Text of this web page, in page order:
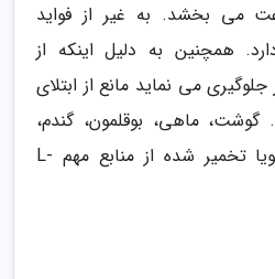
می بخشد. به غیر از فواید
همچنین به دلیل اینکه از
می نماید مانع از ابتلای
گوشت، ماهی، بوقلمون، گندم،
آوکادو، شیر و لوبیای سویا تخمیر شده از منابع مهم L-